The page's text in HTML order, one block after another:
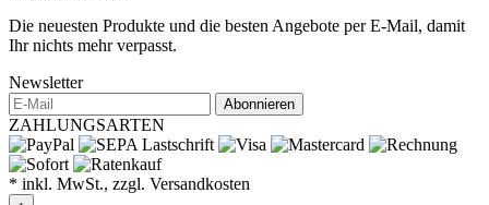
Die neuesten Produkte und die besten Angebote per E-Mail, damit
Ihr nichts mehr verpasst.
Newsletter
Abonnieren
ZAHLUNGSARTEN
* inkl. MwSt., zzgl. Versandkosten